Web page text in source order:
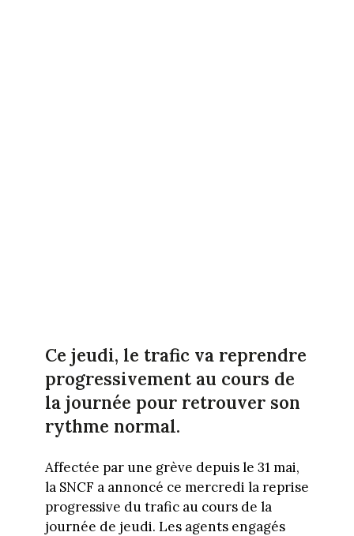
Ce jeudi, le trafic va reprendre
progressivement au cours de
la journée pour retrouver son
rythme normal.
Affectée par une grève depuis le 31 mai,
la SNCF a annoncé ce mercredi la reprise
progressive du trafic au cours de la
journée de jeudi. Les agents engagés